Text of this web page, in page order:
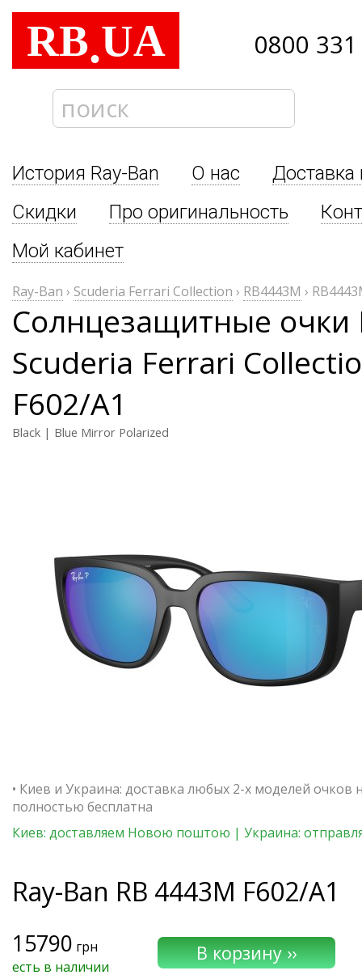
RB.UA 0800
История Ray-Ban О нас
Доставка
Скидки
Про оригинальность
Мой кабинет
Ray-Ban › Scuderia Ferrari Collection › RB4443M ›
Солнцезащитные очки
Scuderia Ferrari
F602/A1
Black | Blue Mirror Polarized
• Киев и Украина: доставка любых 2-х моделей очков
полностью бесплатна
Киев: доставляем Новою поштою | Украина:
Ray-Ban RB 4443M F602/A1
15790 грн
есть в наличии